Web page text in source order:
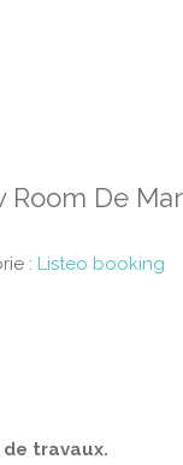
Room De
: Listeo booking
travaux.